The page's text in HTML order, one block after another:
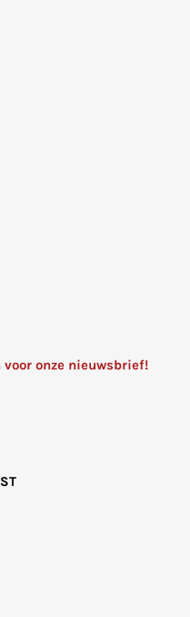
onze nieuwsbrief!